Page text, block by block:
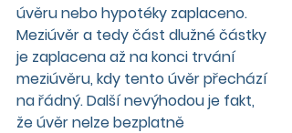
úvěru nebo hypotéky zaplaceno.
Meziúvěr a tedy část dlužné částky
je zaplacena až na konci trvání
meziúvěru, kdy tento úvěr přechází
na řádný. Další nevýhodou je fakt,
že úvěr nelze bezplatně